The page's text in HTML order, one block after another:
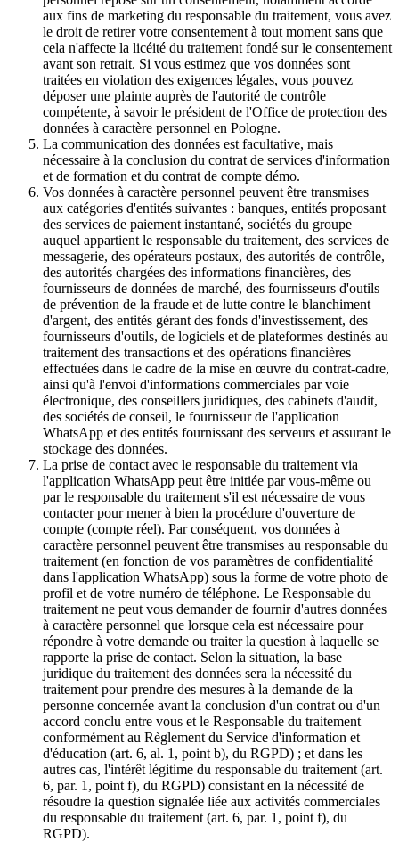
aux fins de marketing du responsable du traitement, vous avez
le droit de retirer votre consentement à tout moment sans que
cela n'affecte la licéité du traitement fondé sur le consentement
avant son retrait. Si vous estimez que vos données sont
traitées en violation des exigences légales, vous pouvez
déposer une plainte auprès de l'autorité de contrôle
compétente, à savoir le président de l'Office de protection des
données à caractère personnel en Pologne.
La communication des données est facultative, mais
nécessaire à la conclusion du contrat de services d'information
et de formation et du contrat de compte démo.
Vos données à caractère personnel peuvent être transmises
aux catégories d'entités suivantes : banques, entités proposant
des services de paiement instantané, sociétés du groupe
auquel appartient le responsable du traitement, des services de
messagerie, des opérateurs postaux, des autorités de contrôle,
des autorités chargées des informations financières, des
fournisseurs de données de marché, des fournisseurs d'outils
de prévention de la fraude et de lutte contre le blanchiment
d'argent, des entités gérant des fonds d'investissement, des
fournisseurs d'outils, de logiciels et de plateformes destinés au
traitement des transactions et des opérations financières
effectuées dans le cadre de la mise en œuvre du contrat-cadre,
ainsi qu'à l'envoi d'informations commerciales par voie
électronique, des conseillers juridiques, des cabinets d'audit,
des sociétés de conseil, le fournisseur de l'application
WhatsApp et des entités fournissant des serveurs et assurant le
stockage des données.
La prise de contact avec le responsable du traitement via
l'application WhatsApp peut être initiée par vous-même ou
par le responsable du traitement s'il est nécessaire de vous
contacter pour mener à bien la procédure d'ouverture de
compte (compte réel). Par conséquent, vos données à
caractère personnel peuvent être transmises au responsable du
traitement (en fonction de vos paramètres de confidentialité
dans l'application WhatsApp) sous la forme de votre photo de
profil et de votre numéro de téléphone. Le Responsable du
traitement ne peut vous demander de fournir d'autres données
à caractère personnel que lorsque cela est nécessaire pour
répondre à votre demande ou traiter la question à laquelle se
rapporte la prise de contact. Selon la situation, la base
juridique du traitement des données sera la nécessité du
traitement pour prendre des mesures à la demande de la
personne concernée avant la conclusion d'un contrat ou d'un
accord conclu entre vous et le Responsable du traitement
conformément au Règlement du Service d'information et
d'éducation (art. 6, al. 1, point b), du RGPD) ; et dans les
autres cas, l'intérêt légitime du responsable du traitement (art.
6, par. 1, point f), du RGPD) consistant en la nécessité de
résoudre la question signalée liée aux activités commerciales
du responsable du traitement (art. 6, par. 1, point f), du
RGPD).